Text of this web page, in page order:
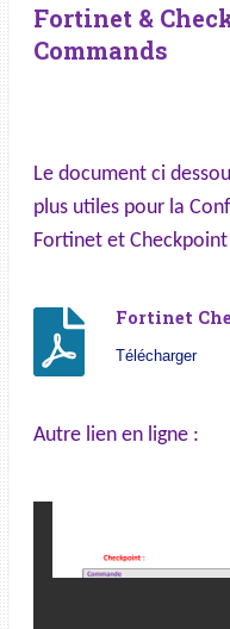
Fortinet &
Commands
Le document ci
plus utiles pour la
Fortinet et Checkpoint
Fortinet
Télécharger
Autre lien en ligne :